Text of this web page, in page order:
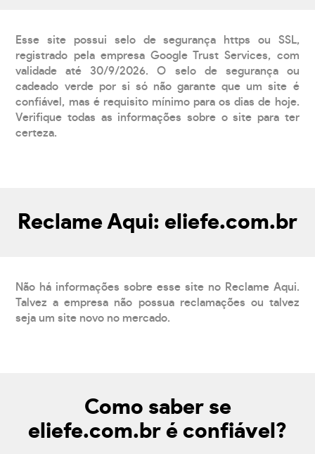
Esse site possui selo de segurança https ou SSL,
registrado pela empresa Google Trust Services, com
validade até 30/9/2026. O selo de segurança ou
cadeado verde por si só não garante que um site é
confiável, mas é requisito mínimo para os dias de hoje.
Verifique todas as informações sobre o site para ter
certeza.
Reclame Aqui: eliefe.com.br
Não há informações sobre esse site no Reclame Aqui.
Talvez a empresa não possua reclamações ou talvez
seja um site novo no mercado.
Como saber se
eliefe.com.br é confiável?